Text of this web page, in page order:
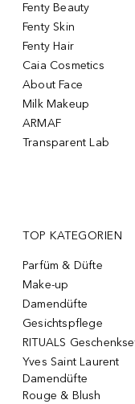
Fenty Beauty
Fenty Skin
Fenty Hair
Caia Cosmetics
About Face
Milk Makeup
ARMAF
Transparent Lab
TOP KATEGORIEN
Parfüm & Düfte
Make-up
Damendüfte
Gesichtspflege
RITUALS
Yves Saint Laurent
Damendüfte
Rouge & Blush